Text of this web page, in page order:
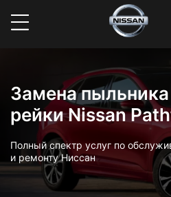
Замена
рейки Nissan
Полный спектр услуг по
и ремонту Ниссан